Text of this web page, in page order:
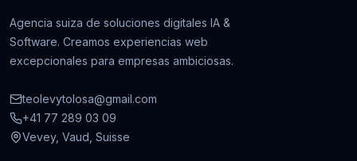
Agencia suiza de soluciones digitales IA &
Software. Creamos experiencias web
excepcionales para empresas ambiciosas.
teolevytolosa@gmail.com
+41 77 289 03 09
Vevey, Vaud, Suisse